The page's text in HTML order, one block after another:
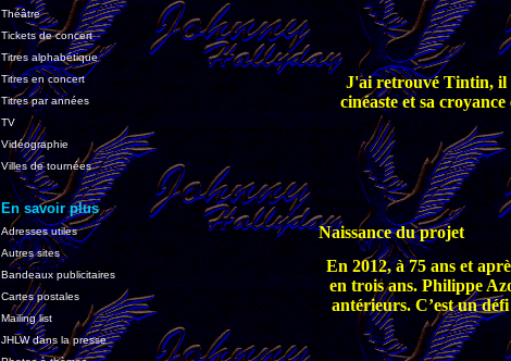
Théâtre
Tickets de concert
Titres alphabétique
Titres en concert
Titres par années
TV
Vidéographie
Villes de tournées
En savoir plus
Adresses utiles
Autres sites
Bandeaux publicitaires
Cartes postales
Mailing list
JHLW dans la presse
J'ai retrouvé Tintin, il
cinéaste et sa
Naissance du projet
En 2012, à 75 ans et
en trois ans. Philippe
antérieurs. C’est un